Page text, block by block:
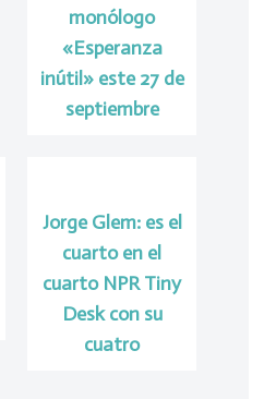
monólogo
«Esperanza
inútil» este 27 de
septiembre
Jorge Glem: es el
cuarto en el
cuarto NPR Tiny
Desk con su
cuatro